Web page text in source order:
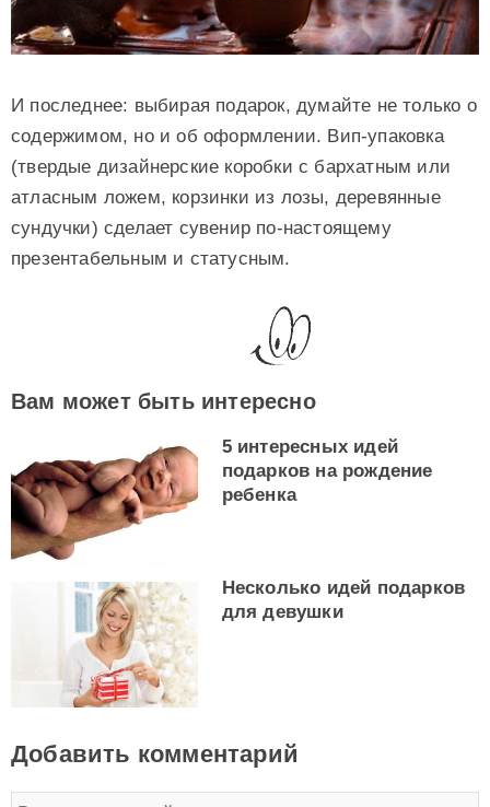
И последнее: выбирая подарок, думайте не только о
содержимом, но и об оформлении. Вип-упаковка
(твердые дизайнерские коробки с бархатным или
атласным ложем, корзинки из лозы, деревянные
сундучки) сделает сувенир по-настоящему
презентабельным и статусным.
Вам может быть интересно
5 интересных идей
подарков на рождение
ребенка
Несколько идей подарков
для девушки
Добавить комментарий